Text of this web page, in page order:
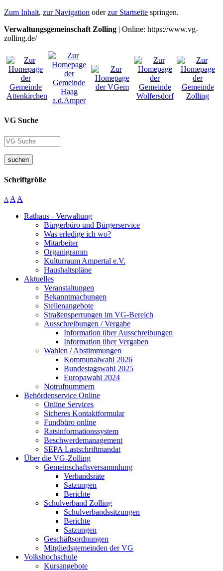
Zum Inhalt, zur Navigation oderzur Startseite springen.
Verwaltungsgemeinschaft Zolling | Online: https://www.vg-
zolling.de/
VG Suche
suchen
Schriftgröße
A A A
Rathaus - Verwaltung
Bürgerbüro und Bürgerservice
Was erledige ich wo?
Mitarbeiter
Organigramm
Kulturraum Ampertal e.V.
Haushaltspläne
Aktuelles
Veranstaltungen
Bekanntmachungen
Stellenangebote
Straßensperrungen im VG-Bereich
Ausschreibungen / Vergabe
Information über Ausschreibungen
Information über Vergaben
Wahlen / Abstimmungen
Kommunalwahl 2026
Bundestagswahl 2025
Europawahl 2024
Notrufnummern
Behördenservice Online
Online Services
Sicheres Kontaktformular
Fundbüro online
Ratsinformationssystem
Beschwerdemanagement
SEPA Lastschriftmandat
Über die VG-Zolling
Gemeinschaftsversammlung
Verbandsräte
Satzungen
Berichte
Schulverband Zolling
Schulverbandssitzungen
Berichte
Satzungen
Geschäftsordnungen
Mitgliedsgemeinden der VG
Volkshochschule
Kursangebote